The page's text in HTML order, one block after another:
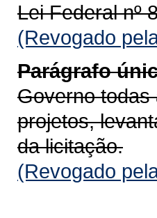
Lei Federal nº
(Revogado
Parágrafo
Governo todas
projetos,
da licitação.
(Revogado